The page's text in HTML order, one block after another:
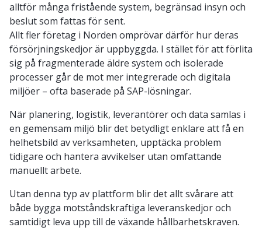
alltför många fristående system, begränsad insyn och
beslut som fattas för sent.
Allt fler företag i Norden omprövar därför hur deras
försörjningskedjor är uppbyggda. I stället för att förlita
sig på fragmenterade äldre system och isolerade
processer går de mot mer integrerade och digitala
miljöer – ofta baserade på SAP-lösningar.
När planering, logistik, leverantörer och data samlas i
en gemensam miljö blir det betydligt enklare att få en
helhetsbild av verksamheten, upptäcka problem
tidigare och hantera avvikelser utan omfattande
manuellt arbete.
Utan denna typ av plattform blir det allt svårare att
både bygga motståndskraftiga leveranskedjor och
samtidigt leva upp till de växande hållbarhetskraven.